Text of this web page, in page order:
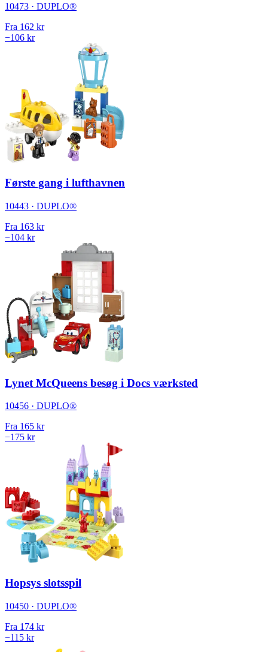
10473 · DUPLO®
Fra 162 kr
−106 kr
Første gang i lufthavnen
10443 · DUPLO®
Fra 163 kr
−104 kr
Lynet McQueens besøg i Docs værksted
10456 · DUPLO®
Fra 165 kr
−175 kr
Hopsys slotsspil
10450 · DUPLO®
Fra 174 kr
−115 kr